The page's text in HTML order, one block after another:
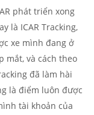
phát triển xong
là ICAR Tracking,
xe mình đang ở
mắt, và cách theo
đã làm hài
là điểm luôn được
tài khoản của